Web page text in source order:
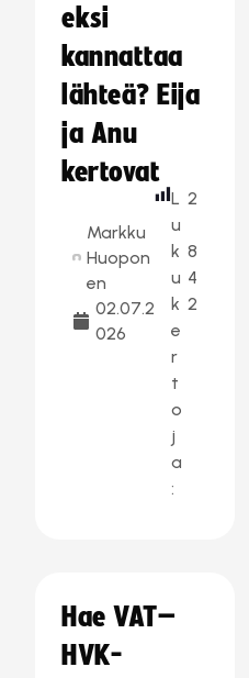
eksi
kannattaa
lähteä? Eija
ja Anu
kertovat
Markku
Huopon
en
02.07.2
026
L
u
k
u
k
e
r
t
o
j
a
:
2
8
4
2
Hae VAT–
HVK-